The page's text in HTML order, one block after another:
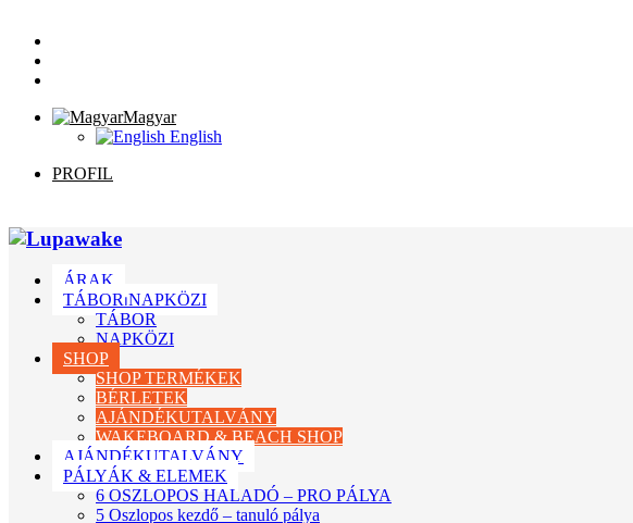
Magyar
English
PROFIL
ÁRAK
TÁBOR⏐NAPKÖZI
TÁBOR
NAPKÖZI
SHOP
SHOP TERMÉKEK
BÉRLETEK
AJÁNDÉKUTALVÁNY
WAKEBOARD & BEACH SHOP
AJÁNDÉKUTALVÁNY
PÁLYÁK & ELEMEK
6 OSZLOPOS HALADÓ – PRO PÁLYA
5 Oszlopos kezdő – tanuló pálya